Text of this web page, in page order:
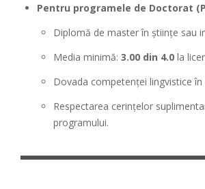
Pentru programele de Doctorat
Diplomă de master în științe sau
Media minimă: 3.00 din 4.0 la
Dovada competenței lingvistice în
Respectarea cerințelor
programului.